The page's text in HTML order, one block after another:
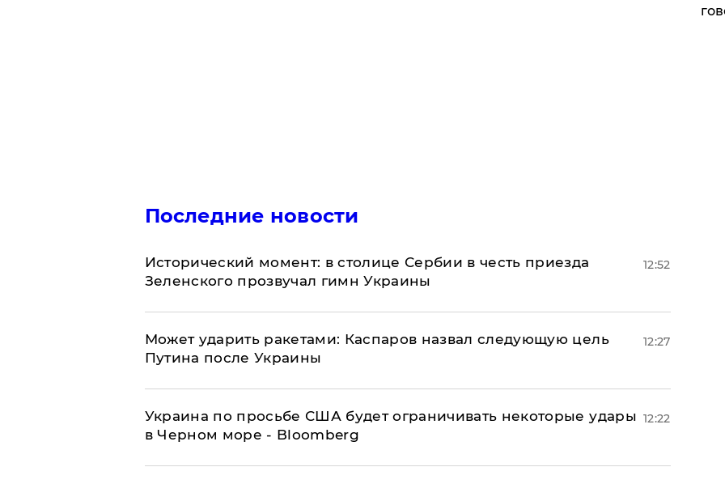
Последние новости
Исторический момент: в столице Сербии в честь приезда
Зеленского прозвучал гимн Украины
12:52
Может ударить ракетами: Каспаров назвал следующую цель
Путина после Украины
12:27
Украина по просьбе США будет ограничивать некоторые удары
в Черном море - Bloomberg
12:22